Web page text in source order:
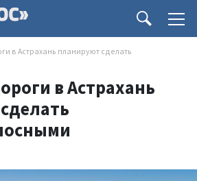
в Астрахань планируют сделать
в Астрахань